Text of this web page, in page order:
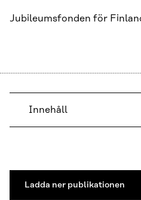
Jubileumsfonden för
Innehåll
Ladda ner publikationen